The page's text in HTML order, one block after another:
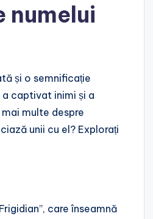
numelui
și o semnificație
a captivat inimi și a
multe despre
unii cu el? Explorați
care înseamnă